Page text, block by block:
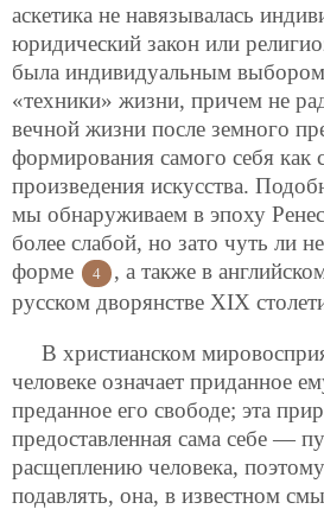
аскетика не навязывалась
юридический закон или
была индивидуальным выбором
«техники» жизни, причем не
вечной жизни после земного
формирования самого себя как
произведения искусства.
мы обнаруживаем в эпоху
более слабой, но зато чуть ли
форме
4
, а также в
русском дворянстве XIX
В христианском
человеке означает приданное
преданное его свободе; эта
предоставленная сама себе —
расщеплению человека,
подавлять, она, в известном